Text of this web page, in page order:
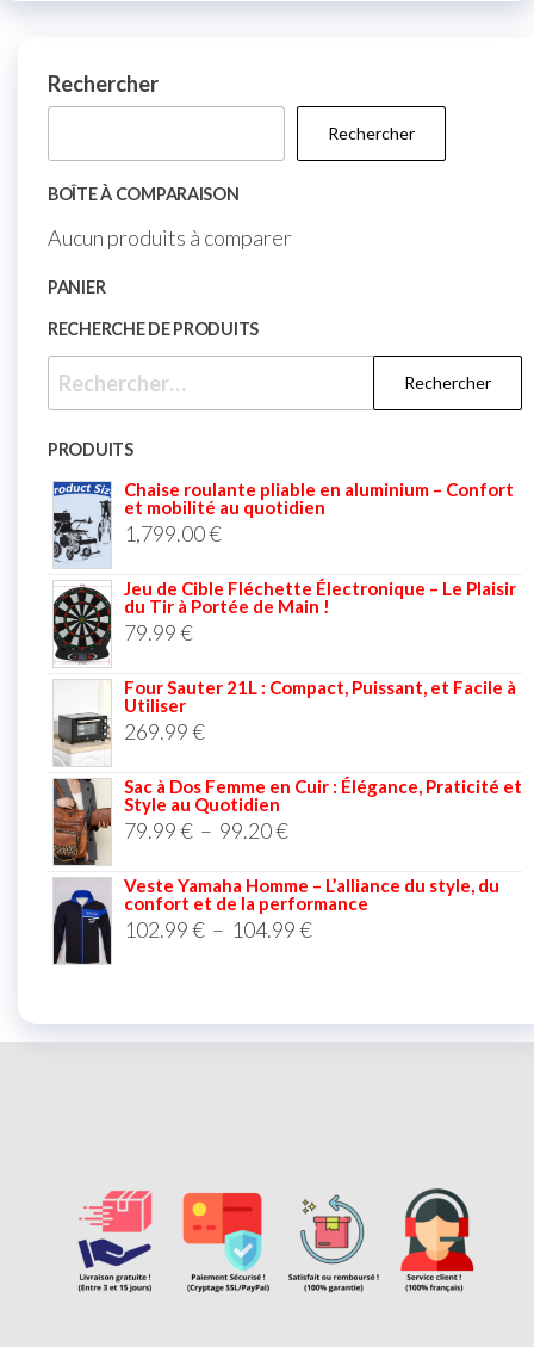
Rechercher
Rechercher
BOÎTE À COMPARAISON
Aucun produits à comparer
PANIER
RECHERCHE DE PRODUITS
PRODUITS
Chaise roulante pliable en aluminium – Confort
et mobilité au quotidien
1,799.00€
Jeu de Cible Fléchette Électronique – Le Plaisir
du Tir à Portée de Main !
79.99€
Four Sauter 21L : Compact, Puissant, et Facile à
Utiliser
269.99€
Sac à Dos Femme en Cuir : Élégance, Praticité et
Style au Quotidien
79.99€ – 99.20€
Veste Yamaha Homme – L’alliance du style, du
confort et de la performance
102.99€ – 104.99€